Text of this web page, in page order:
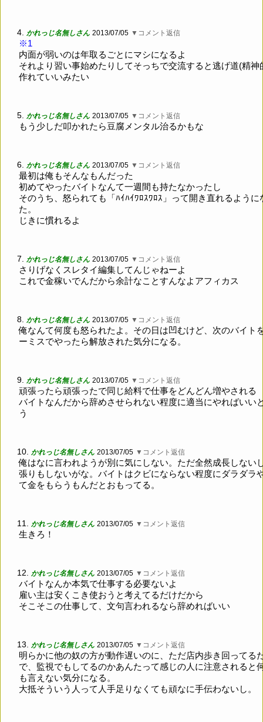
4. かれっじ名無しさん 2013/07/05 ▼コメント返信
※1
内面が弱いのは年取るごとにマシになるよ
それより習い事始めたりしてそっちで交流すると逃げ道(精神
作れていいみたい
5. かれっじ名無しさん 2013/07/05 ▼コメント返信
もう少しだ叩かれたら豆腐メンタル治るかもな
6. かれっじ名無しさん 2013/07/05 ▼コメント返信
最初は俺もそんなもんだった
初めてやったバイトなんて一週間も持たなかったし
そのうち、怒られても「ﾊｲﾊｲﾜﾛｽﾜﾛｽ」って開き直れるように
た。
じきに慣れるよ
7. かれっじ名無しさん 2013/07/05 ▼コメント返信
さりげなくスレタイ編集してんじゃねーよ
これで金稼いでんだから余計なことすんなよアフィカス
8. かれっじ名無しさん 2013/07/05 ▼コメント返信
俺なんて何度も怒られたよ。その日は凹むけど、次のバイト
ーミスでやったら解放された気分になる。
9. かれっじ名無しさん 2013/07/05 ▼コメント返信
頑張ったら頑張ったで同じ給料で仕事をどんどん増やされる
バイトなんだから辞めさせられない程度に適当にやればいい
う
10. かれっじ名無しさん 2013/07/05 ▼コメント返信
俺はなに言われようが別に気にしない。ただ全然成長しない
張りもしないがな。バイトはクビにならない程度にダラダラ
て金をもらうもんだとおもってる。
11. かれっじ名無しさん 2013/07/05 ▼コメント返信
生きろ！
12. かれっじ名無しさん 2013/07/05 ▼コメント返信
バイトなんか本気で仕事する必要ないよ
雇い主は安くこき使おうと考えてるだけだから
そこそこの仕事して、文句言われるなら辞めればいい
13. かれっじ名無しさん 2013/07/05 ▼コメント返信
明らかに他の奴の方が動作遅いのに、ただ店内歩き回ってる
で、監視でもしてるのかあんたって感じの人に注意されると
も言えない気分になる。
大抵そういう人って人手足りなくても頑なに手伝わないし。